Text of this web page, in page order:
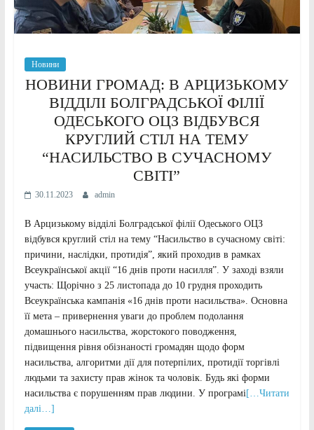
Новини
НОВИНИ ГРОМАД: В АРЦИЗЬКОМУ
ВІДДІЛІ БОЛГРАДСЬКОЇ ФІЛІЇ
ОДЕСЬКОГО ОЦЗ ВІДБУВСЯ
КРУГЛИЙ СТІЛ НА ТЕМУ
“НАСИЛЬСТВО В СУЧАСНОМУ
СВІТІ”
30.11.2023 admin
В Арцизькому відділі Болградської філії Одеського ОЦЗ
відбувся круглий стіл на тему “Насильство в сучасному світі:
причини, наслідки, протидія”, який проходив в рамках
Всеукраїнської акції “16 днів проти насилля”. У заході взяли
участь: Щорічно з 25 листопада до 10 грудня проходить
Всеукраїнська кампанія «16 днів проти насильства». Основна
її мета – привернення уваги до проблем подолання
домашнього насильства, жорстокого поводження,
підвищення рівня обізнаності громадян щодо форм
насильства, алгоритми дії для потерпілих, протидії торгівлі
людьми та захисту прав жінок та чоловік. Будь які форми
насильства є порушенням прав людини. У програмі[…Читати
далі…]